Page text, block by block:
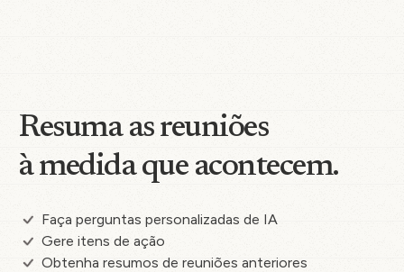
Resuma as reuniões
à medida que acontecem.
Faça perguntas personalizadas de IA
Gere itens de ação
Obtenha resumos de reuniões anteriores